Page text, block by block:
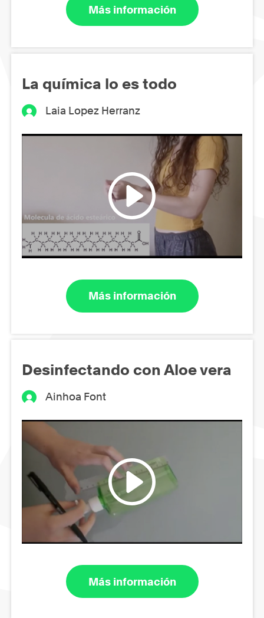
Más información
La química lo es todo
Laia Lopez Herranz
Más información
Desinfectando con Aloe vera
Ainhoa Font
Más información